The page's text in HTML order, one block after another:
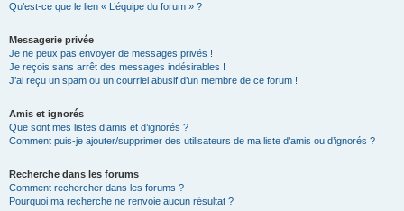
Qu’est-ce que le lien « L’équipe du forum » ?
Messagerie privée
Je ne peux pas envoyer de messages privés !
Je reçois sans arrêt des messages indésirables !
J’ai reçu un spam ou un courriel abusif d’un membre de ce forum !
Amis et ignorés
Que sont mes listes d’amis et d’ignorés ?
Comment puis-je ajouter/supprimer des utilisateurs de ma liste d’amis ou d’ignorés ?
Recherche dans les forums
Comment rechercher dans les forums ?
Pourquoi ma recherche ne renvoie aucun résultat ?